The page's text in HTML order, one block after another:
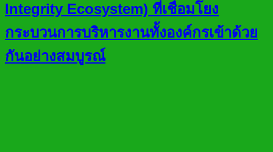
Integrity Ecosystem) ที่เชื่อมโยง
กระบวนการบริหารงานทั้งองค์กรเข้าด้วย
กันอย่างสมบูรณ์